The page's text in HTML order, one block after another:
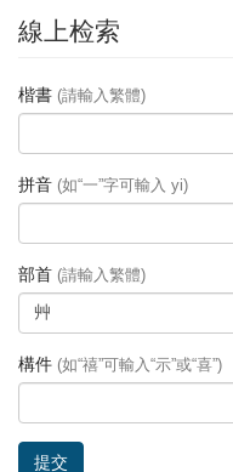
線上检索
楷書 (請輸入繁體)
拼音 (如“一”字可輸入 yi)
部首 (請輸入繁體)
構件 (如“禧”可輸入“示”或“喜”)
提交